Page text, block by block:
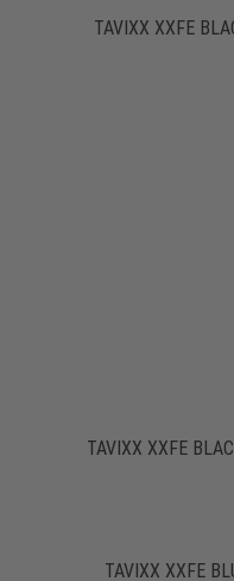
TAVIXX XXFE
TAVIXX XXFE
TAVIXX XXFE